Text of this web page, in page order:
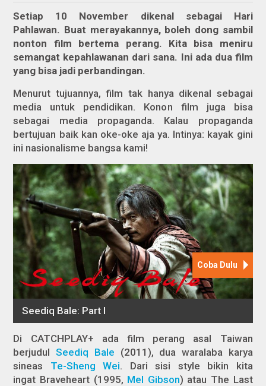
Setiap 10 November dikenal sebagai Hari
Pahlawan. Buat merayakannya, boleh dong sambil
nonton film bertema perang. Kita bisa meniru
semangat kepahlawanan dari sana. Ini ada dua film
yang bisa jadi perbandingan.
Menurut tujuannya, film tak hanya dikenal sebagai
media untuk pendidikan. Konon film juga bisa
sebagai media propaganda. Kalau propaganda
bertujuan baik kan oke-oke aja ya. Intinya: kayak gini
ini nasionalisme bangsa kami!
Di CATCHPLAY+ ada film perang asal Taiwan
berjudulSeediq Bale (2011), dua waralaba karya
sineas Te-Sheng Wei. Dari sisi style bikin kita
ingat Braveheart (1995, Mel Gibson) atau The Last